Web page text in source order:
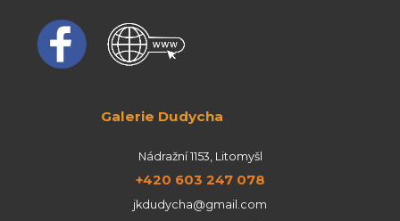
Galerie Dudycha
Nádražní 1153, Litomyšl
+420 603 247 078
jkdudycha@gmail.com